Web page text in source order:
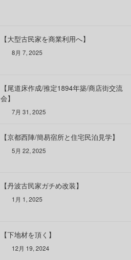
【大型古民家を商業利用へ】
8月 7, 2025
【尾道床作成/推定1894年築/商店街交流
会】
7月 31, 2025
【京都西陣/簡易宿所と住宅民泊見学】
5月 22, 2025
【丹波古民家ガチめ改装】
1月 1, 2025
【下地材を頂く】
12月 19, 2024